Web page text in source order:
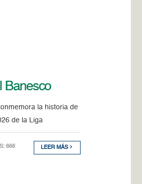
Banesco
la historia de
de la Liga
666 LEER MÁS